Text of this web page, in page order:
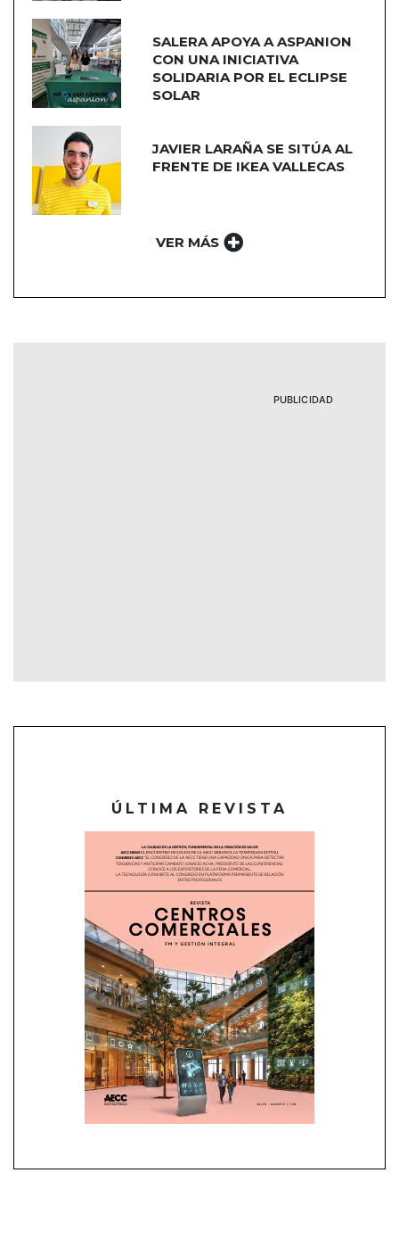
SALERA APOYA A ASPANION
CON UNA INICIATIVA
SOLIDARIA POR EL ECLIPSE
SOLAR
JAVIER LARAÑA SE SITÚA AL
FRENTE DE IKEA VALLECAS
VER MÁS
PUBLICIDAD
ÚLTIMA REVISTA